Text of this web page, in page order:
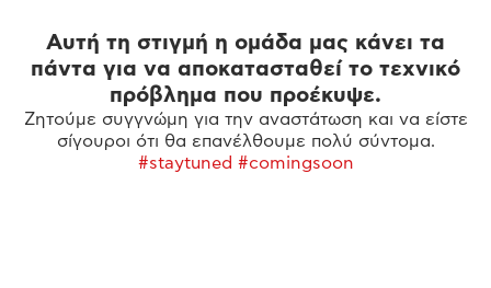
Αυτή τη στιγμή η ομάδα μας κάνει τα
πάντα για να αποκατασταθεί το τεχνικό
πρόβλημα που προέκυψε.
Ζητούμε συγγνώμη για την αναστάτωση και να είστε
σίγουροι ότι θα επανέλθουμε πολύ σύντομα.
#staytuned #comingsoon